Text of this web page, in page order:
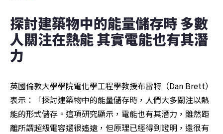
探討建築物中的能量儲存時 多數
人關注在熱能 其實電能也有其潛
力
英國倫敦大學學院電化學工程學教授布雷特（Dan Brett）
表示：「探討建築物中的能量儲存時，人們大多關注以熱
能的形式儲存。這項研究顯示，電能也有其潛力，雖然距
離所謂超級電容還很遙遠，但原理已經得到證明，還很有